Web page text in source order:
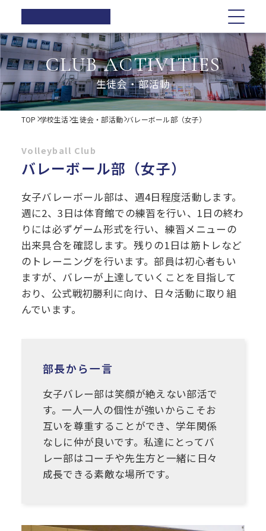
正則高等
学校
正則高等学校の3つの柱
校長ご挨拶
歴史・伝統
制服紹介
教育の特色
正則教育の全体図
学習指導
教育内容
進路実績
卒業生の声
PTA
後援会
学校生活
年間行事
体育祭
学習旅行
生徒会・部活動
入試情報
オープンスクール・学校説明会
募集要項
入試Q&A
お知らせ一覧
在校生の方へ
卒業生の方へ
各種証明書の発行
学校紹介
正則高等学校の3つの柱
校長ご挨拶
制服紹介
施設紹介
教育の特色
正則教育の全体図
教科紹介
教育内容
進路指導
進路実績
卒業生の声
後援会
学校生活
体育祭
学院祭
学習旅行
体験学習
学院祭特設ページ
オープンスクール・学校説明会
募集要項
Web出願について
入試Q&A
学費軽減・助成制度
お知らせ一覧
在校生の方へ
卒業生の方へ
各種証明書の発行
同窓会
デジタルパンフレット
アクセス
CLUB ACTIVITIES
生徒会・部活動
TOP 学校生活 生徒会・部活動 バレーボール部（女子）
Volleyball Club
バレーボール部（女子）
女子バレーボール部は、週4日程度活動します。
週に2、3日は体育館での練習を行い、1日の終わ
りには必ずゲーム形式を行い、練習メニューの
出来具合を確認します。残りの1日は筋トレなど
のトレーニングを行います。部員は初心者もい
ますが、バレーが上達していくことを目指して
おり、公式戦初勝利に向け、日々活動に取り組
んでいます。
部長から一言
女子バレー部は笑顔が絶えない部活で
す。一人一人の個性が強いからこそお
互いを尊重することができ、学年関係
なしに仲が良いです。私達にとってバ
レー部はコーチや先生方と一緒に日々
成長できる素敵な場所です。